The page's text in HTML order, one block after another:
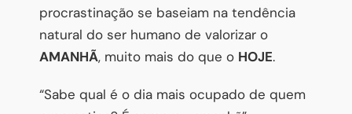
procrastinação se baseiam na tendência
natural do ser humano de valorizar o
AMANHÃ, muito mais do que o HOJE.
“Sabe qual é o dia mais ocupado de quem